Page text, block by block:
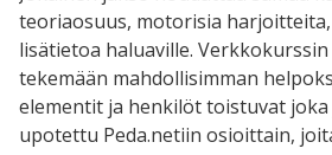
teoriaosuus, motorisia
lisätietoa haluaville.
tekemään mahdollisimman
elementit ja henkilöt toistuvat joka
upotettu Peda.netiin osioittain,